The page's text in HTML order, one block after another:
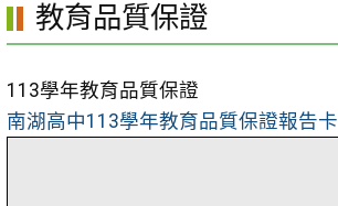
容
教育品質保證
113學年教育品質保證
南湖高中113學年教育品質保證報告卡